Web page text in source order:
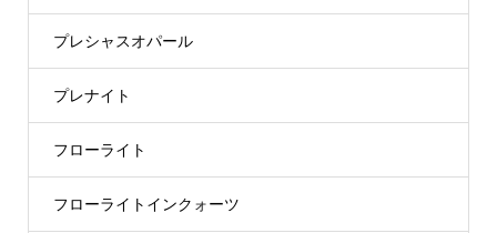
プレシャスオパール
プレナイト
フローライト
フローライトインクォーツ